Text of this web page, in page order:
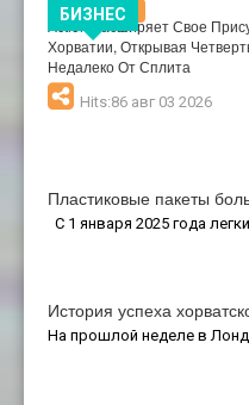
БИЗНЕС
Action Расширяет Свое
Хорватии, Открывая
Недалеко От Сплита
Hits:86 авг 03 2026
Бизнес
Пластиковые пакеты
С 1 января 2025 года
История успеха
На прошлой неделе в